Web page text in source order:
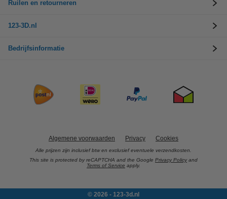
Ruilen en retourneren
123-3D.nl
Bedrijfsinformatie
Algemene voorwaarden Privacy Cookies
Alle prijzen zijn inclusief btw en exclusief eventuele verzendkosten.
This site is protected by reCAPTCHA and the Google Privacy Policy and
Terms of Service apply.
© 2026 - 123-3d.nl